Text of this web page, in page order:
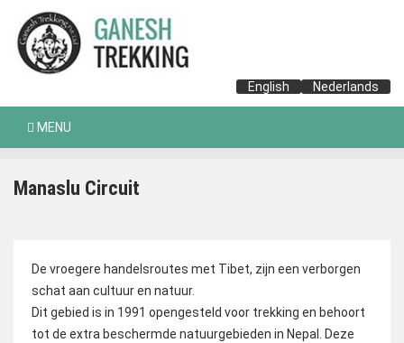
English Nederlands
MENU
Manaslu Circuit
De vroegere handelsroutes met Tibet, zijn een verborgen
schat aan cultuur en natuur.
Dit gebied is in 1991 opengesteld voor trekking en behoort
tot de extra beschermde natuurgebieden in Nepal. Deze